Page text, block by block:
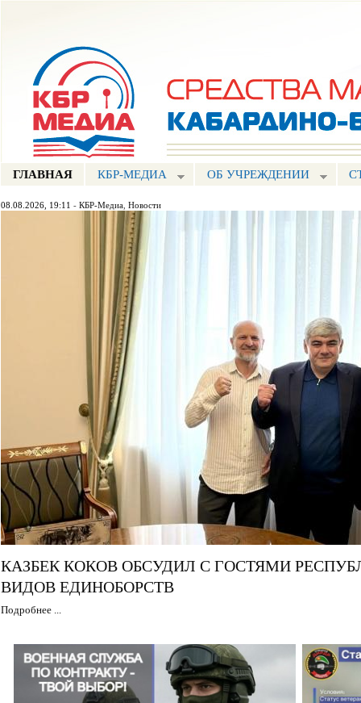
ГЛАВНАЯ КБР-МЕДИА ОБ УЧРЕЖДЕНИИ
08.08.2026, 19:11 - КБР-Медиа Новости
КАЗБЕК КОКОВ ОБСУДИЛ С ГОСТЯМИ
ВИДОВ ЕДИНОБОРСТВ
Подробнее ...